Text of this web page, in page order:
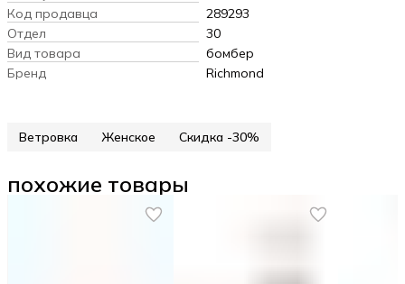
Код продавца
289293
Отдел
30
Вид товара
бомбер
Бренд
Richmond
Ветровка Женское Скидка -30%
похожие товары